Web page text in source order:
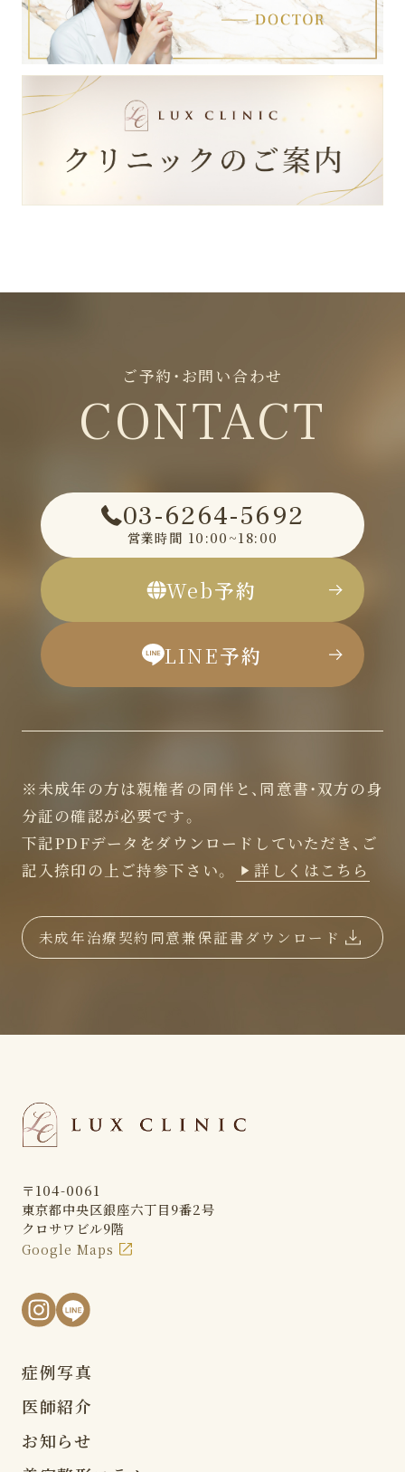
ご予約・お問い合わせ
CONTACT
03-6264-5692
営業時間 10:00~18:00
Web予約
LINE予約
※未成年の方は親権者の同伴と、同意書・双方の身
分証の確認が必要です。
下記PDFデータをダウンロードしていただき、ご
記入捺印の上ご持参下さい。
詳しくはこちら
未成年治療契約同意兼保証書ダウンロード
〒104-0061
東京都中央区銀座六丁目9番2号
クロサワビル9階
Google Maps
症例写真
医師紹介
お知らせ